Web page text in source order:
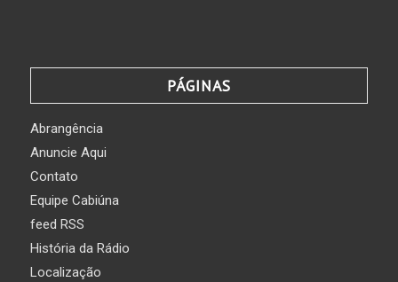
PÁGINAS
Abrangência
Anuncie Aqui
Contato
Equipe Cabiúna
feed RSS
História da Rádio
Localização